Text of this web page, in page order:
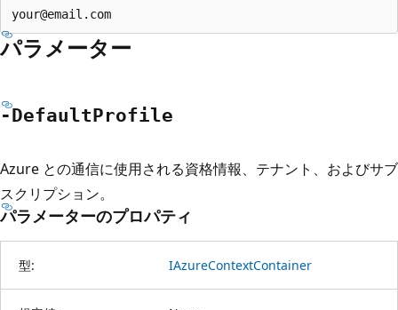
パラメーター
-DefaultProfile
Azure との通信に使用される資格情報、テナント、およびサブ
スクリプション。
パラメーターのプロパティ
型: IAzureContextContainer